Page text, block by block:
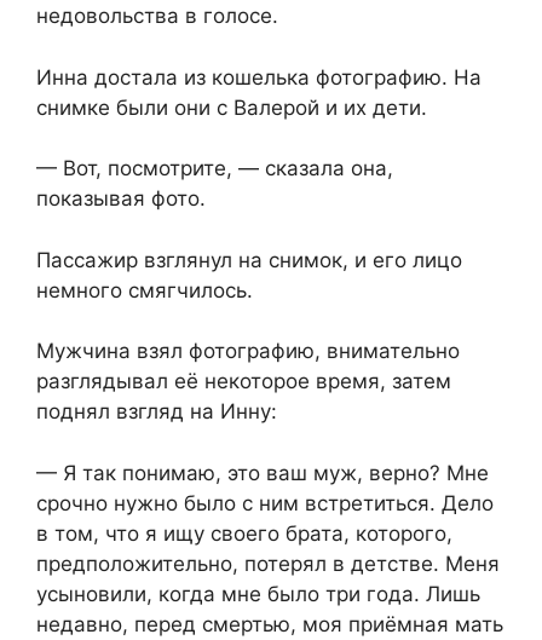
недовольства в голосе.
Инна достала из кошелька фотографию. На
снимке были они с Валерой и их дети.
— Вот, посмотрите, — сказала она,
показывая фото.
Пассажир взглянул на снимок, и его лицо
немного смягчилось.
Мужчина взял фотографию, внимательно
разглядывал её некоторое время, затем
поднял взгляд на Инну:
— Я так понимаю, это ваш муж, верно? Мне
срочно нужно было с ним встретиться. Дело
в том, что я ищу своего брата, которого,
предположительно, потерял в детстве. Меня
усыновили, когда мне было три года. Лишь
недавно, перед смертью, моя приёмная мать